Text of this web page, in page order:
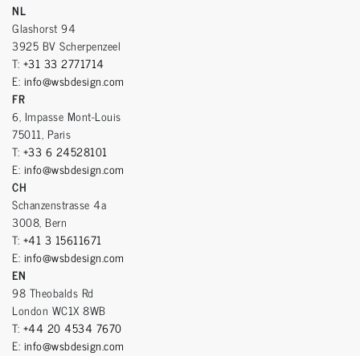
NL
Glashorst 94
3925 BV Scherpenzeel
T: +31 33 2771714
E: info@wsbdesign.com
FR
6, Impasse Mont-Louis
75011, Paris
T: +33 6 24528101
E: info@wsbdesign.com
CH
Schanzenstrasse 4a
3008, Bern
T: +41 3 15611671
E: info@wsbdesign.com
EN
98 Theobalds Rd
London WC1X 8WB
T: +44 20 4534 7670
E: info@wsbdesign.com